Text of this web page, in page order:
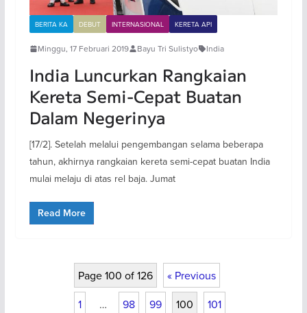
BERITA KA DEBUT INTERNASIONAL KERETA API
Minggu, 17 Februari 2019 Bayu Tri Sulistyo India
India Luncurkan Rangkaian
Kereta Semi-Cepat Buatan
Dalam Negerinya
[17/2]. Setelah melalui pengembangan selama beberapa
tahun, akhirnya rangkaian kereta semi-cepat buatan India
mulai melaju di atas rel baja. Jumat
Read More
Page 100 of 126
« Previous
1
… 98 99 100 101